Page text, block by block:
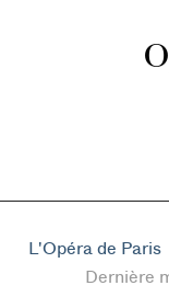
L'Opéra de Paris
Dernière